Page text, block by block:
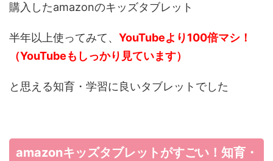
購入したamazonのキッズタブレット
半年以上使ってみて、 YouTubeより100倍マシ！
（YouTubeもしっかり見ています）
と思える知育・学習に良いタブレットでした
amazonキッズタブレットがすごい！知育・